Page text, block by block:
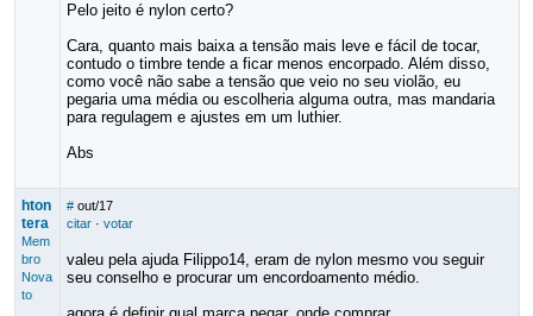
Pelo jeito é nylon certo?
Cara, quanto mais baixa a tensão mais leve e fácil de tocar,
contudo o timbre tende a ficar menos encorpado. Além disso,
como você não sabe a tensão que veio no seu violão, eu
pegaria uma média ou escolheria alguma outra, mas mandaria
para regulagem e ajustes em um luthier.
Abs
hton
tera
Mem
bro
Nova
to
# out/17
citar· votar
valeu pela ajuda Filippo14, eram de nylon mesmo vou seguir
seu conselho e procurar um encordoamento médio.